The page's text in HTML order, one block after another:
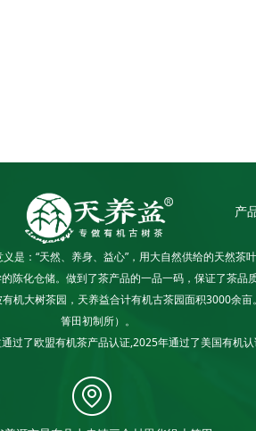
产
：“天然、养身、益心”，用大自然供给的天然茶
陈化仓储。做到了茶产品的一品一码，保证了茶品
机大树茶园，天养益合计有机古茶园面积3000余
箐田初制所）。
了欧盟有机茶产品认证,2025年通过了美国有机